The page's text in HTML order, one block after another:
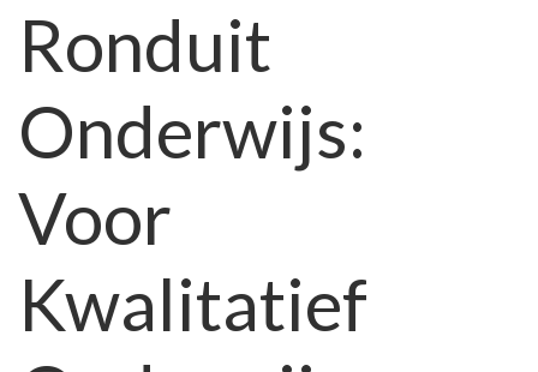
op
Maat:
De
van
Ronduit
Ronduit
Onderwijs:
Voor
Kwalitatief